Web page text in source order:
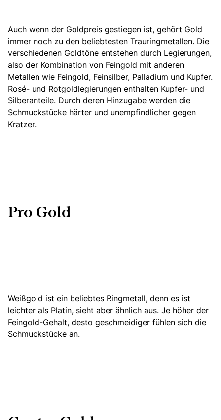
Auch wenn der Goldpreis gestiegen ist, gehört Gold
immer noch zu den beliebtesten Trauringmetallen. Die
verschiedenen Goldtöne entstehen durch Legierungen,
also der Kombination von Feingold mit anderen
Metallen wie Feingold, Feinsilber, Palladium und Kupfer.
Rosé- und Rotgoldlegierungen enthalten Kupfer- und
Silberanteile. Durch deren Hinzugabe werden die
Schmuckstücke härter und unempfindlicher gegen
Kratzer.
Pro Gold
Weißgold ist ein beliebtes Ringmetall, denn es ist
leichter als Platin, sieht aber ähnlich aus. Je höher der
Feingold-Gehalt, desto geschmeidiger fühlen sich die
Schmuckstücke an.